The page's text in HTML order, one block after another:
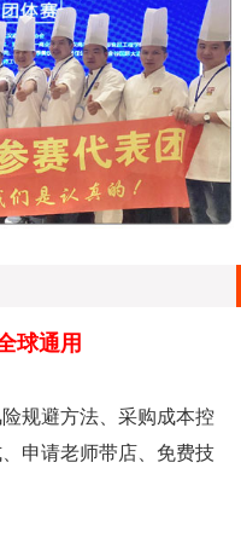
球通用
规避方法、采购成本控
申请老师带店、免费技